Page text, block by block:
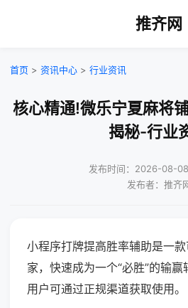
推齐网
首页 > 资讯中心 > 行业资讯
核心精通!微乐宁夏麻将
揭秘-行业
发布时间：2026-08-
发布者：推齐
小程序打牌提高胜率辅助是一
家，快速成为一个“必胜”的输
用户可通过正规渠道获取使用。